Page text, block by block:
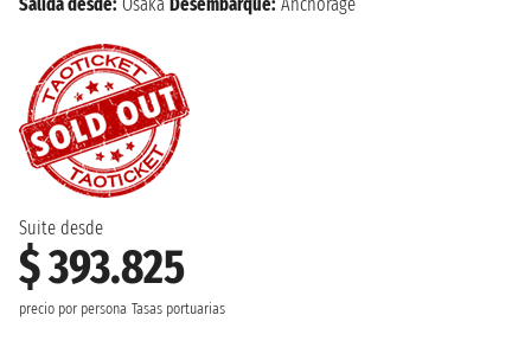
Suite desde
$ 393.825
precio por persona Tasas portuarias